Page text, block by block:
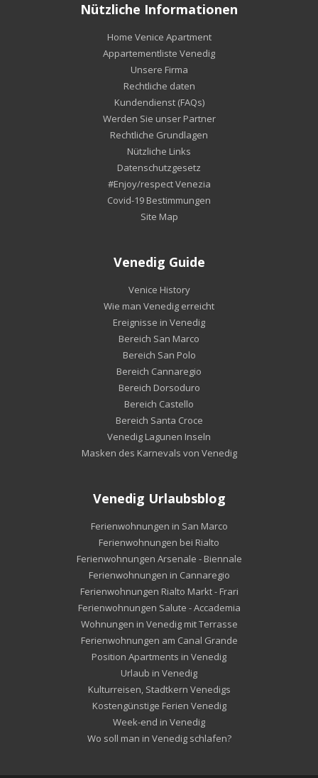
Nützliche Informationen
Home Venice Apartment
Appartementliste Venedig
Unsere Firma
Rechtliche daten
Kundendienst (FAQs)
Werden Sie unser Partner
Rechtliche Grundlagen
Nützliche Links
Datenschutzgesetz
#Enjoy/respect Venezia
Covid-19 Bestimmungen
Site Map
Venedig Guide
Venice History
Wie man Venedig erreicht
Ereignisse in Venedig
Bereich San Marco
Bereich San Polo
Bereich Cannaregio
Bereich Dorsoduro
Bereich Castello
Bereich Santa Croce
Venedig Lagunen Inseln
Masken des Karnevals von Venedig
Venedig Urlaubsblog
Ferienwohnungen in San Marco
Ferienwohnungen bei Rialto
Ferienwohnungen Arsenale - Biennale
Ferienwohnungen in Cannaregio
Ferienwohnungen Rialto Markt - Frari
Ferienwohnungen Salute - Accademia
Wohnungen in Venedig mit Terrasse
Ferienwohnungen am Canal Grande
Position Apartments in Venedig
Urlaub in Venedig
Kulturreisen, Stadtkern Venedigs
Kostengünstige Ferien Venedig
Week-end in Venedig
Wo soll man in Venedig schlafen?